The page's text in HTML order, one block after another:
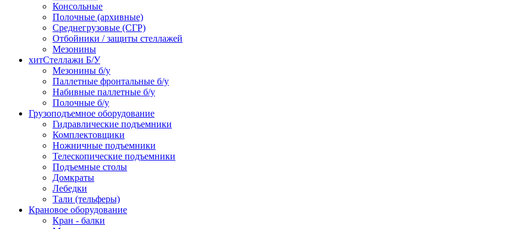
Консольные
Полочные (архивные)
Среднегрузовые (СГР)
Отбойники / защиты стеллажей
Мезонины
хитСтеллажи Б/У
Мезонины б/у
Паллетные фронтальные б/у
Набивные паллетные б/у
Полочные б/у
Грузоподъемное оборудование
Гидравлические подъемники
Комплектовщики
Ножничные подъемники
Телескопические подъемники
Подъемные столы
Домкраты
Лебедки
Тали (тельферы)
Крановое оборудование
Кран - балки